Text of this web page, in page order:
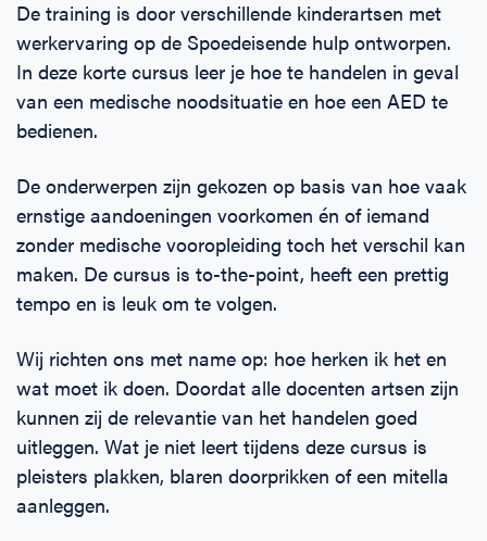
De training is door verschillende kinderartsen met
werkervaring op de Spoedeisende hulp ontworpen.
In deze korte cursus leer je hoe te handelen in geval
van een medische noodsituatie en hoe een AED te
bedienen.
De onderwerpen zijn gekozen op basis van hoe vaak
ernstige aandoeningen voorkomen én of iemand
zonder medische vooropleiding toch het verschil kan
maken. De cursus is to-the-point, heeft een prettig
tempo en is leuk om te volgen.
Wij richten ons met name op: hoe herken ik het en
wat moet ik doen. Doordat alle docenten artsen zijn
kunnen zij de relevantie van het handelen goed
uitleggen. Wat je niet leert tijdens deze cursus is
pleisters plakken, blaren doorprikken of een mitella
aanleggen.